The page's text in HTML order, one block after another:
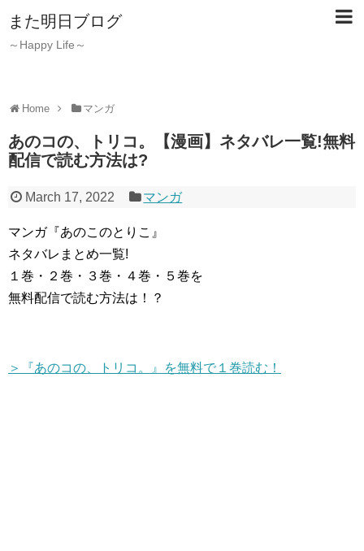
また明日ブログ
～Happy Life～
Home マンガ
あのコの、トリコ。【漫画】ネタバレ一覧!無料
配信で読む方法は?
March 17, 2022 マンガ
マンガ『あのこのとりこ』
ネタバレまとめ一覧!
１巻・２巻・３巻・４巻・５巻を
無料配信で読む方法は！？
＞『あのコの、トリコ。』を無料で１巻読む！